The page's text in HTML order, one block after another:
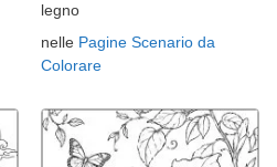
legno
nelle Pagine Scenario da
Colorare